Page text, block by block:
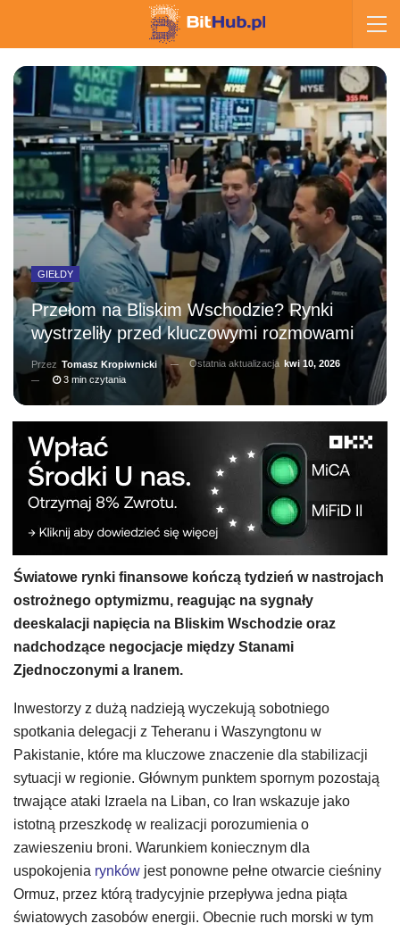
GIEŁDY
Przełom na Bliskim Wschodzie? Rynki
wystrzeliły przed kluczowymi rozmowami
Przez Tomasz Kropiwnicki Ostatnia aktualizacja kwi 10, 2026
3 min czytania
Światowe rynki finansowe kończą tydzień w nastrojach
ostrożnego optymizmu, reagując na sygnały
deeskalacji napięcia na Bliskim Wschodzie oraz
nadchodzące negocjacje między Stanami
Zjednoczonymi a Iranem.
Inwestorzy z dużą nadzieją wyczekują sobotniego
spotkania delegacji z Teheranu i Waszyngtonu w
Pakistanie, które ma kluczowe znaczenie dla stabilizacji
sytuacji w regionie. Głównym punktem spornym pozostają
trwające ataki Izraela na Liban, co Iran wskazuje jako
istotną przeszkodę w realizacji porozumienia o
zawieszeniu broni. Warunkiem koniecznym dla
uspokojenia rynków jest ponowne pełne otwarcie cieśniny
Ormuz, przez którą tradycyjnie przepływa jedna piąta
światowych zasobów energii. Obecnie ruch morski w tym